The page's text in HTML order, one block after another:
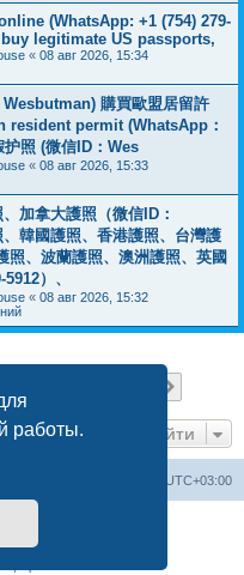
работы.
(WhatsApp: +1 (754) 279-
legitimate US passports,
« 08 авг 2026, 15:34
購買歐盟居留許
resident permit (WhatsApp：
护照 (微信ID：Wes
« 08 авг 2026, 15:33
加拿大護照（微信ID：
韓國護照、香港護照、台灣護
照、波蘭護照、澳洲護照、英國
）、
« 08 авг 2026, 15:32
Перейти
UTC+03:00
Software © phpBB Limited
phpBB